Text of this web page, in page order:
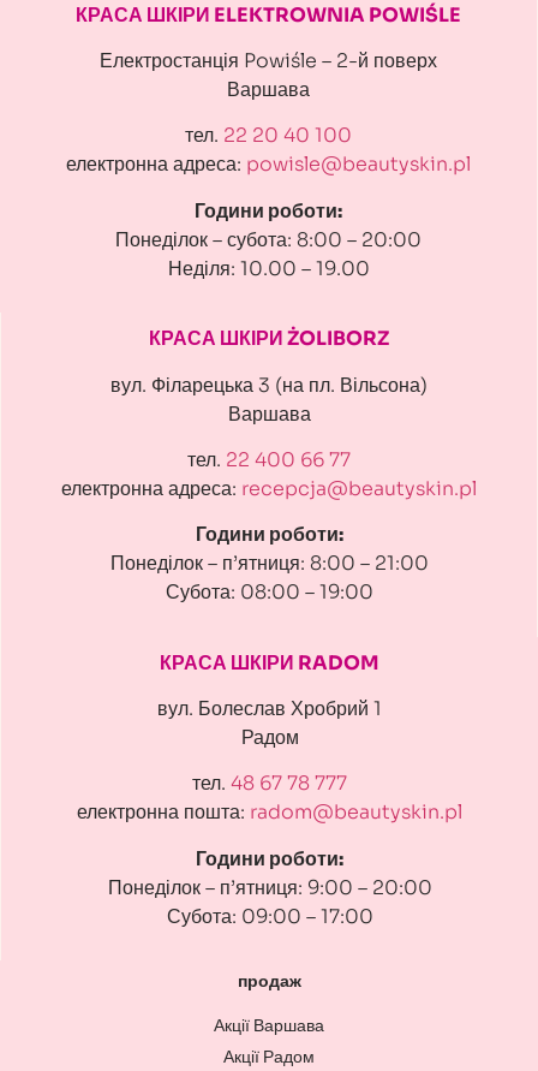
КРАСА ШКІРИ ELEKTROWNIA POWIŚLE
Електростанція Powiśle – 2-й поверх
Варшава
тел. 22 20 40 100
електронна адреса: powisle@beautyskin.pl
Години роботи:
Понеділок – субота: 8:00 – 20:00
Неділя: 10.00 – 19.00
КРАСА ШКІРИ ŻOLIBORZ
вул. Філарецька 3 (на пл. Вільсона)
Варшава
тел. 22 400 66 77
електронна адреса: recepcja@beautyskin.pl
Години роботи:
Понеділок – п’ятниця: 8:00 – 21:00
Субота: 08:00 – 19:00
КРАСА ШКІРИ RADOM
вул. Болеслав Хробрий 1
Радом
тел. 48 67 78 777
електронна пошта: radom@beautyskin.pl
Години роботи:
Понеділок – п’ятниця: 9:00 – 20:00
Субота: 09:00 – 17:00
продаж
Акції Варшава
Акції Радом